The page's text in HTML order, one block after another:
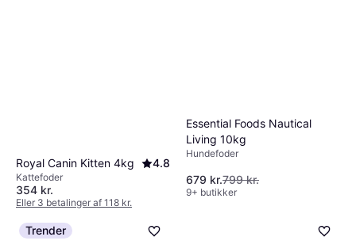
Royal Canin Kitten 4kg 4.8
Kattefoder
354 kr.
Eller 3 betalinger af 118 kr.
Essential Foods Nautical
Living 10kg
Hundefoder
679 kr.799 kr.
9+ butikker
Trender